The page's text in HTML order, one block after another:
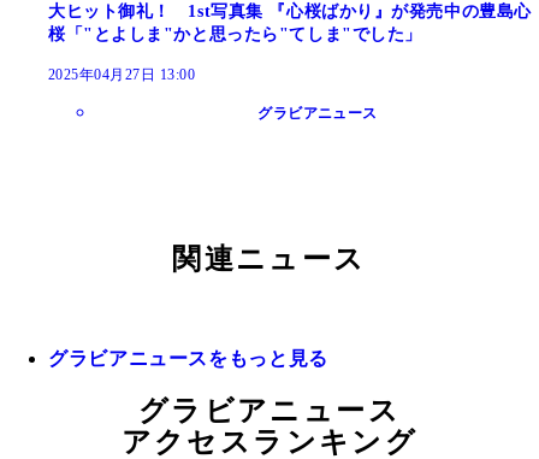
大ヒット御礼！ 1st写真集 『心桜ばかり』が発売中の豊島心
桜「"とよしま"かと思ったら"てしま"でした」
2025年04月27日 13:00
グラビアニュース
関連ニュース
グラビアニュースをもっと見る
グラビアニュース
アクセスランキング